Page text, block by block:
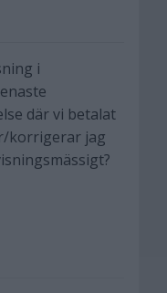
i
där vi betalat
korrigerar jag